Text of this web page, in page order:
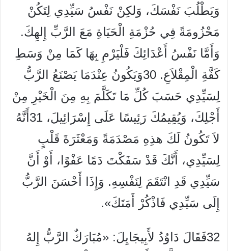
وَيَطْلُبَ نَفْسَكَ، وَلكِنْ نَفْسُ سَيِّدِي لِتَكُنْ
مَحْزُومَةً فِي حُزْمَةِ الْحَيَاةِ مَعَ الرَّبِّ إِلهِكَ.
وَأَمَّا نَفْسُ أَعْدَائِكَ فَلْيَرْمِ بِهَا كَمَا مِنْ وَسَطِ
كَفَّةِ الْمِقْلاَعِ. 30وَيَكُونُ عِنْدَمَا يَصْنَعُ الرَّبُّ
لِسَيِّدِي حَسَبَ كُلِّ مَا تَكَلَّمَ بِهِ مِنَ الْخَيْرِ مِنْ
أَجْلِكَ، وَيُقِيمُكَ رَئِيسًا عَلَى إِسْرَائِيلَ، 31أَنَّهُ
لاَ تَكُونُ لَكَ هذِهِ مَصْدَمَةً وَمَعْثَرَةَ قَلْبٍ
لِسَيِّدِي، أَنَّكَ قَدْ سَفَكْتَ دَمًا عَفْوًا، أَوْ أَنَّ
سَيِّدِي قَدِ انْتَقَمَ لِنَفْسِهِ. وَإِذَا أَحْسَنَ الرَّبُّ
إِلَى سَيِّدِي فَاذْكُرْ أَمَتَكَ».
32فَقَالَ دَاوُدُ لأَبِيجَايِلَ: «مُبَارَكٌ الرَّبُّ إِلهُ